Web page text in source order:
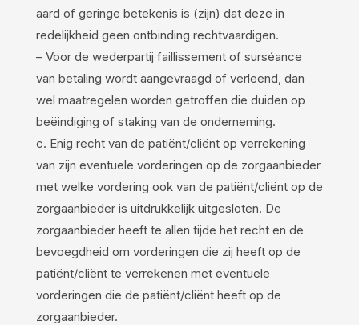
aard of geringe betekenis is (zijn) dat deze in
redelijkheid geen ontbinding rechtvaardigen.
– Voor de wederpartij faillissement of surséance
van betaling wordt aangevraagd of verleend, dan
wel maatregelen worden getroffen die duiden op
beëindiging of staking van de onderneming.
c. Enig recht van de patiënt/cliënt op verrekening
van zijn eventuele vorderingen op de zorgaanbieder
met welke vordering ook van de patiënt/cliënt op de
zorgaanbieder is uitdrukkelijk uitgesloten. De
zorgaanbieder heeft te allen tijde het recht en de
bevoegdheid om vorderingen die zij heeft op de
patiënt/cliënt te verrekenen met eventuele
vorderingen die de patiënt/cliënt heeft op de
zorgaanbieder.